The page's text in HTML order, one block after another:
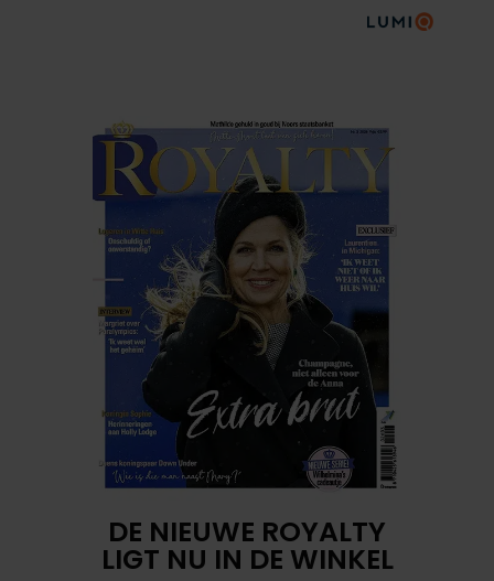
DE NIEUWE ROYALTY
LIGT NU IN DE WINKEL